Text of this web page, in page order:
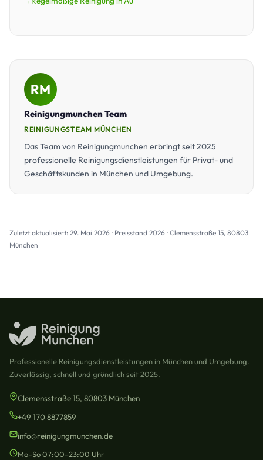
RM
Reinigungmunchen Team
REINIGUNGSTEAM MÜNCHEN
Das Team von Reinigungmunchen erbringt seit 2025
professionelle Reinigungsdienstleistungen für Privat- und
Geschäftskunden in München und Umgebung.
Zuletzt aktualisiert: 29. Mai 2026 · Preisstand 2026 · Clemensstraße 15, 80803
München
Professionelle Reinigungsdienstleistungen in München und Umgebung.
Zuverlässig, schnell und gründlich seit 2025.
Clemensstraße 15, 80803 München
+49 170 8877859
info@reinigungmunchen.de
Mo–So 07:00–23:00 Uhr